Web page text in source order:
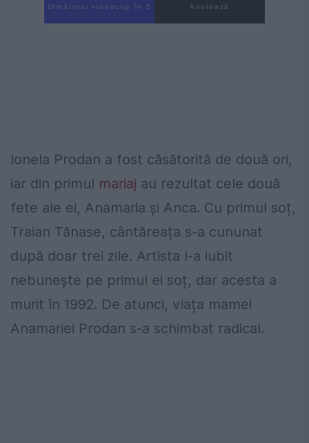
Următorul videoclip în 4 Anulează
Ionela Prodan a fost căsătorită de două ori,
iar din primul mariaj au rezultat cele două
fete ale ei, Anamaria și Anca. Cu primul soț,
Traian Tănase, cântăreața s-a cununat
după doar trei zile. Artista l-a iubit
nebunește pe primul ei soț, dar acesta a
murit în 1992. De atunci, viața mamei
Anamariei Prodan s-a schimbat radical.